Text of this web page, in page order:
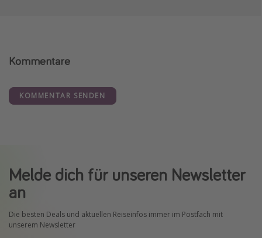
Kommentare
KOMMENTAR SENDEN
Melde dich für unseren Newsletter
an
Die besten Deals und aktuellen Reiseinfos immer im Postfach mit
unserem Newsletter